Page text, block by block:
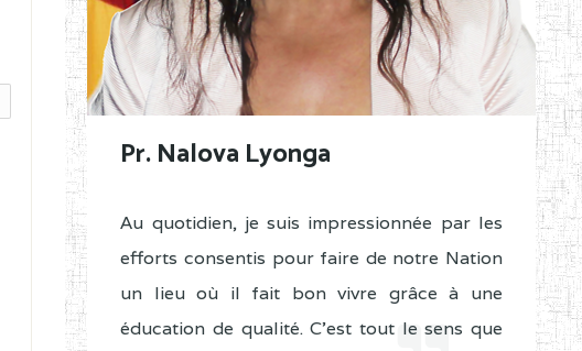
Pr. Nalova Lyonga
Au quotidien, je suis impressionnée par les
efforts consentis pour faire de notre Nation
un lieu où il fait bon vivre grâce à une
éducation de qualité. C'est tout le sens que